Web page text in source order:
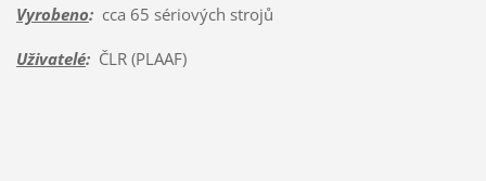
Vyrobeno:cca 65 sériových strojů
Uživatelé:ČLR (PLAAF)